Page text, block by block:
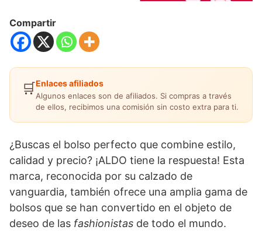
Compartir
🛒Enlaces afiliados
Algunos enlaces son de afiliados. Si compras a través
de ellos, recibimos una comisión sin costo extra para ti.
¿Buscas el bolso perfecto que combine estilo,
calidad y precio? ¡ALDO tiene la respuesta! Esta
marca, reconocida por su calzado de
vanguardia, también ofrece una amplia gama de
bolsos que se han convertido en el objeto de
deseo de las fashionistas de todo el mundo.